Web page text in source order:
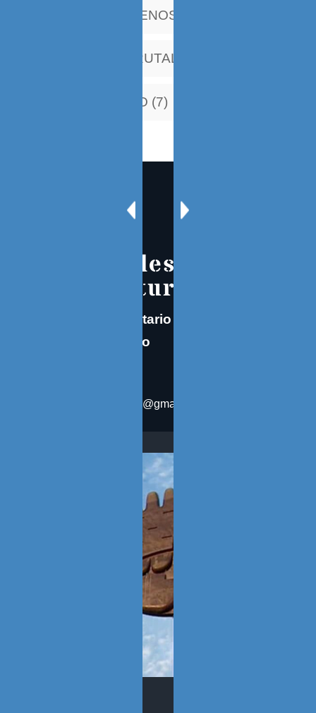
MIS AÑOS CHILENOS
¿CHILE PAIS BRUTAL?
JESUS ANTONIO (7)
Hacia y desde la
arquitectura
Cualquier comentario enviarlo como
correo electrónico
otenreiroblog@gmail.com